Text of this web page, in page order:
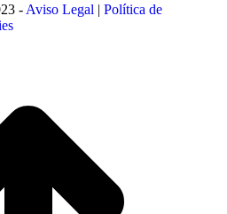
- Aviso Legal | Política de